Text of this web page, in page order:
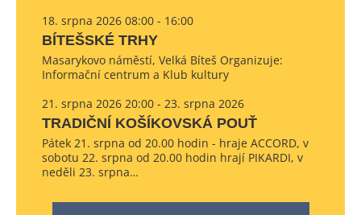
18. srpna 2026 08:00 - 16:00
BÍTEŠSKÉ TRHY
Masarykovo náměstí, Velká Bíteš Organizuje:
Informační centrum a Klub kultury
21. srpna 2026 20:00 - 23. srpna 2026
TRADIČNÍ KOŠÍKOVSKÁ POUŤ
Pátek 21. srpna od 20.00 hodin - hraje ACCORD, v
sobotu 22. srpna od 20.00 hodin hrají PIKARDI, v
neděli 23. srpna…